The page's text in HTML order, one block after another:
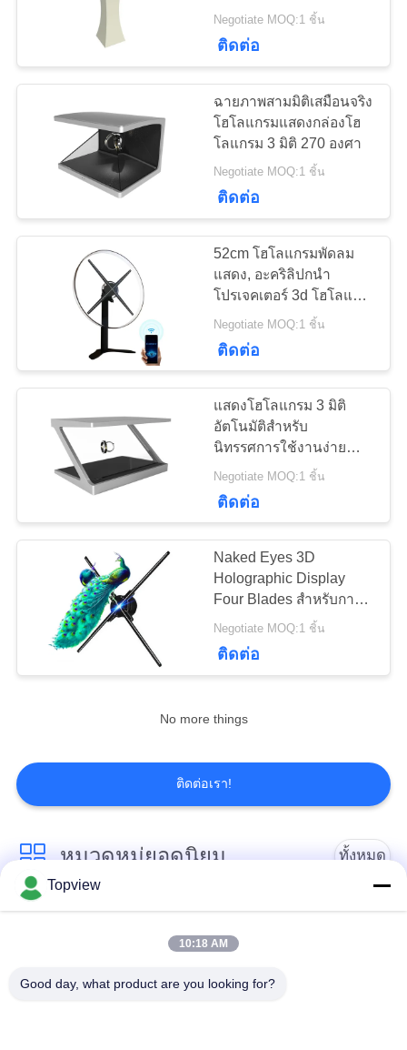
PRIVACY
POLICYตู้หน้าจอสัมผัส LCD
20
หน้าจอ LCD โปร่งใส
ผนังวิดีโอแอลซีดี
ป้ายดิจิตอลเชิง
โต้ตอบ
47
ตารางหน้าจอสัมผัส
HD
Negotiate MOQ:1 ชิ้น
ติดต่อ
ฉายภาพสามมิติเสมือนจริง
โฮโลแกรมแสดงกล่องโฮ
โลแกรม 3 มิติ 270 องศา
Negotiate MOQ:1 ชิ้น
ติดต่อ
52cm โฮโลแกรมพัดลม
แสดง, อะคริลิปกนำ
โปรเจคเตอร์ 3d โฮโลแก
รมของ
Negotiate MOQ:1 ชิ้น
ติดต่อ
แสดงโฮโลแกรม 3 มิติ
อัตโนมัติสำหรับ
นิทรรศการใช้งานง่าย
ขนาดต่างๆ
Negotiate MOQ:1 ชิ้น
ติดต่อ
Naked Eyes 3D
Holographic Display
Four Blades สำหรับการ
ควบคุมแอพ Wifi ในร่ม
Negotiate MOQ:1 ชิ้น
ติดต่อ
No more things
ติดต่อเรา!
หมวดหมู่ยอดนิยม ทั้งหมด
All In One Digital
ป้ายดิจิตอลกลางแจ้ง ป้ายดิจิตอลยืนฟรี
Topview
10:18 AM
Good day, what product are you looking for?